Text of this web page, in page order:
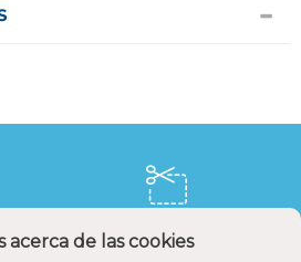
acerca de las cookies
Descuentos